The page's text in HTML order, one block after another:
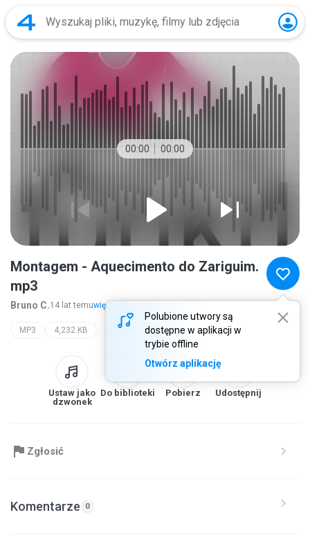
00:00 00:00
Polubione utwory są
dostępne w aplikacji w
trybie offline
Otwórz aplikację
Montagem - Aquecimento do Zariguim.
mp3
Bruno C.14 lat temuwięcej...
MP3 4,232 KB
Ustaw jako
dzwonek
Do biblioteki Pobierz Udostępnij
Zgłosić
Komentarze 0